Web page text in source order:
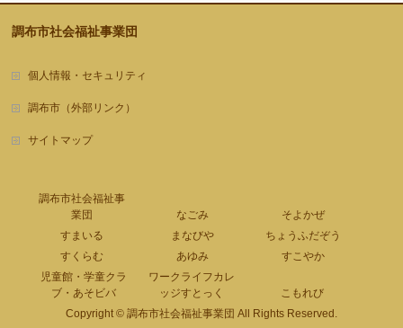
調布市社会福祉事業団
個人情報・セキュリティ
調布市（外部リンク）
サイトマップ
調布市社会福祉事
業団
なごみ
そよかぜ
すまいる
まなびや
ちょうふだぞう
すくらむ
あゆみ
すこやか
児童館・学童クラ
ブ・あそビバ
ワークライフカレ
ッジすとっく
こもれび
Copyright © 調布市社会福祉事業団 All Rights Reserved.